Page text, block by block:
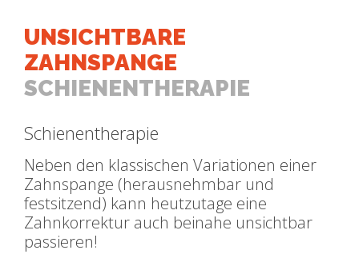
UNSICHTBARE
ZAHNSPANGE
SCHIENENTHERAPIE
Schienentherapie
Neben den klassischen Variationen einer
Zahnspange (herausnehmbar und
festsitzend) kann heutzutage eine
Zahnkorrektur auch beinahe unsichtbar
passieren!